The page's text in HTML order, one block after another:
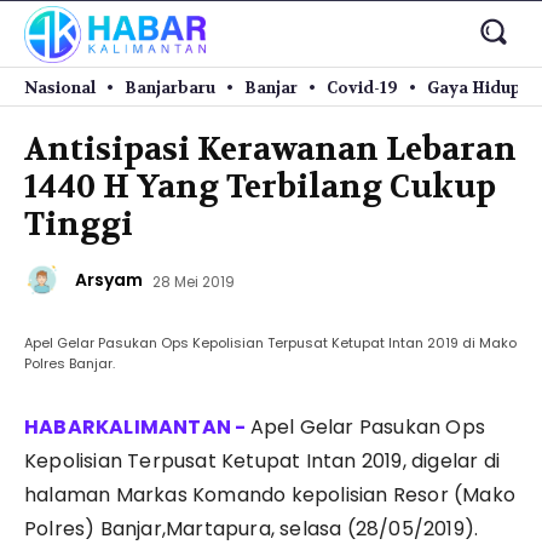
Nasional Banjarbaru Banjar Covid-19 Gaya Hidup
Antisipasi Kerawanan Lebaran
1440 H Yang Terbilang Cukup
Tinggi
Arsyam 28 Mei 2019
Apel Gelar Pasukan Ops Kepolisian Terpusat Ketupat Intan 2019 di Mako
Polres Banjar.
Apel Gelar Pasukan Ops
Kepolisian Terpusat Ketupat Intan 2019, digelar di
halaman Markas Komando kepolisian Resor (Mako
Polres) Banjar,Martapura, selasa (28/05/2019).